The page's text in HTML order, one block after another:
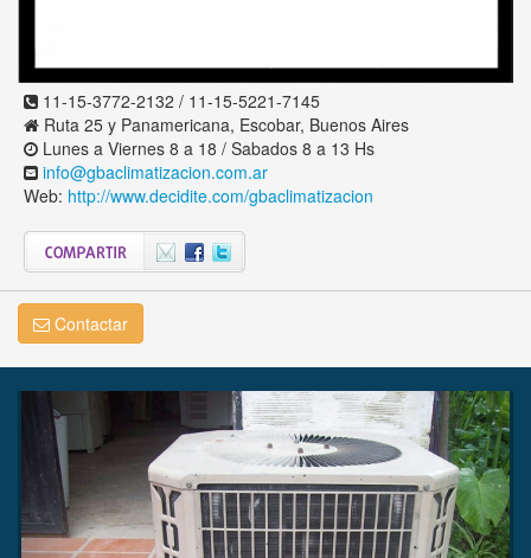
11-15-3772-2132 / 11-15-5221-7145
Ruta 25 y Panamericana, Escobar, Buenos Aires
Lunes a Viernes 8 a 18 / Sabados 8 a 13 Hs
info@gbaclimatizacion.com.ar
Web: http://www.decidite.com/gbaclimatizacion
Contactar
Previous Next